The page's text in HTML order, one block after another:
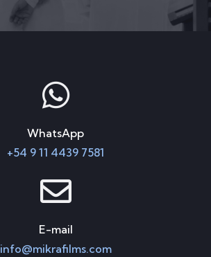
WhatsApp
+54 9 11 4439 7581
E-mail
info@mikrafilms.com